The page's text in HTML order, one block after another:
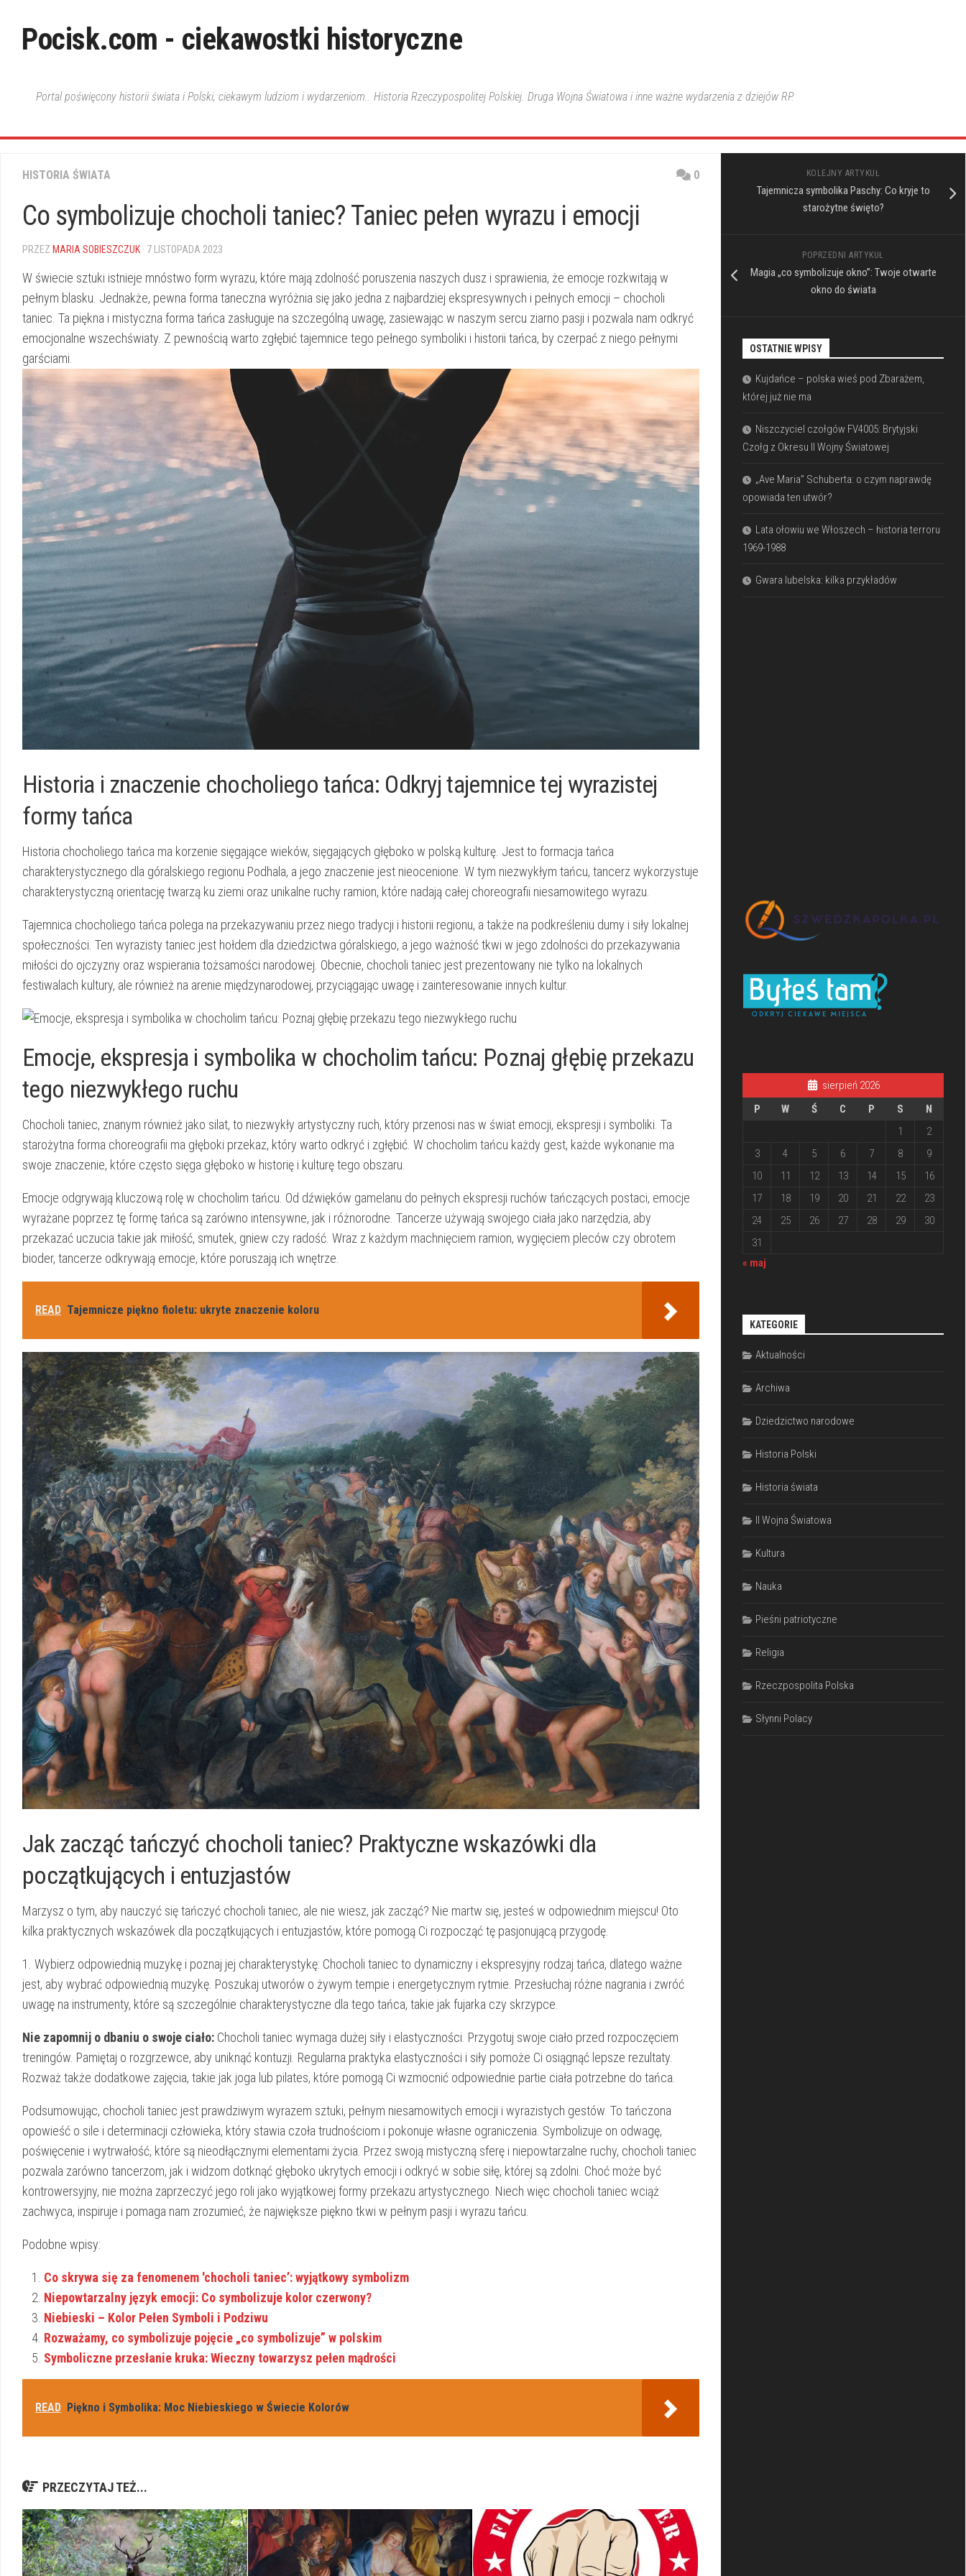
contentPocisk.com - ciekawostki historyczne
Portal poświęcony historii świata i Polski, ciekawym ludziom i wydarzeniom.. Historia Rzeczypospolitej Polskiej. Druga Wojna Światowa i inne ważne wydarzenia z dziejów RP.
HISTORIA ŚWIATA 0
Co symbolizuje chocholi taniec? Taniec pełen wyrazu i emocji
PRZEZ MARIA SOBIESZCZUK · 7 LISTOPADA 2023
W świecie sztuki istnieje ⁣mnóstwo form wyrazu, które mają ‍zdolność poruszenia naszych dusz i sprawienia, że emocje rozkwitają w
pełnym‌ blasku. Jednakże,⁤ pewna⁣ forma⁢ taneczna wyróżnia⁢ się‍ jako jedna z najbardziej ‌ekspresywnych ⁤i ⁤pełnych emocji – ‌chocholi
taniec. Ta piękna i mistyczna forma ⁣tańca zasługuje na szczególną ‌uwagę, zasiewając⁤ w ‍naszym⁢ sercu ⁢ziarno ​pasji‌ i ​pozwala nam odkryć
emocjonalne wszechświaty. ‌Z pewnością ​warto zgłębić tajemnice tego pełnego symboliki⁤ i historii tańca, by ⁢czerpać z niego‌ pełnymi
garściami.
Historia i⁣ znaczenie chocholiego tańca:‍ Odkryj tajemnice tej wyrazistej
formy‌ tańca
Historia chocholiego tańca ma⁤ korzenie‌ sięgające wieków, sięgających głęboko w polską kulturę. Jest ‌to ‌formacja‍ tańca ​
charakterystycznego dla ​góralskiego regionu Podhala, a jego znaczenie jest ​nieocenione. ⁤W tym‌ niezwykłym​ tańcu, ⁢tancerz ​wykorzystuje
charakterystyczną⁢ orientację twarzą ku ziemi⁢ oraz ⁤unikalne ruchy‍ ramion, ⁣które nadają⁣ całej⁢ choreografii niesamowitego ⁤wyrazu.
Tajemnica⁢ chocholiego tańca polega na przekazywaniu przez ⁣niego tradycji i historii regionu,​ a także⁤ na podkreśleniu dumy ‍i⁤ siły lokalnej
społeczności. Ten ⁣wyrazisty​ taniec ⁤jest hołdem dla dziedzictwa góralskiego,⁣ a ‍jego ważność tkwi ​w jego zdolności do przekazywania
miłości do ojczyzny⁤ oraz wspierania tożsamości narodowej. Obecnie, chocholi ‌taniec ⁤jest prezentowany nie tylko na​ lokalnych
festiwalach kultury, ale również na arenie międzynarodowej, przyciągając uwagę i zainteresowanie innych⁤ kultur.
Emocje, ekspresja i symbolika w​ chocholim⁣ tańcu: Poznaj głębię przekazu
tego ​niezwykłego ruchu
Chocholi taniec, znanym również jako silat, to niezwykły artystyczny ruch,⁣ który przenosi nas⁣ w świat emocji, ekspresji i symboliki. ‌Ta
‍starożytna forma ⁤choreografii ma głęboki przekaz, który warto odkryć⁣ i ⁤zgłębić.⁢ W chocholim ‍tańcu każdy gest, każde wykonanie ma
swoje ‍znaczenie, które często sięga głęboko‍ w historię i kulturę ​tego ⁤obszaru.
Emocje ‌odgrywają ‌kluczową rolę ⁣w chocholim ‌tańcu. Od ⁣dźwięków gamelanu do pełnych ekspresji ruchów tańczących postaci, emocje
wyrażane poprzez tę​ formę​ tańca są⁣ zarówno intensywne, ⁢jak i ‌różnorodne. Tancerze ‌używają swojego ciała ⁤jako narzędzia, ​aby
⁢przekazać uczucia ‍takie​ jak​ miłość, smutek, gniew czy⁣ radość.‍ Wraz z każdym machnięciem ramion, wygięciem pleców czy obrotem
bioder, tancerze odkrywają emocje, które poruszają​ ich wnętrze.
READ Tajemnicze piękno fioletu: ukryte znaczenie koloru
Jak⁤ zacząć‍ tańczyć chocholi taniec? Praktyczne wskazówki dla
początkujących i‌ entuzjastów
Marzysz o tym, aby‍ nauczyć się tańczyć chocholi​ taniec, ale nie wiesz, jak zacząć? Nie martw ​się, ​jesteś w odpowiednim ​miejscu! Oto
kilka ​praktycznych wskazówek dla początkujących i entuzjastów, które⁣ pomogą Ci rozpocząć tę pasjonującą przygodę.
1.​ Wybierz odpowiednią muzykę i poznaj jej charakterystykę:⁣ Chocholi​ taniec⁢ to dynamiczny i ekspresyjny rodzaj tańca, ‍dlatego ⁤ważne
jest, aby wybrać odpowiednią muzykę.⁤ Poszukaj⁤ utworów o⁣ żywym tempie ‌i energetycznym rytmie. Przesłuchaj ​różne nagrania⁤ i ‍zwróć
uwagę na instrumenty, które są szczególnie charakterystyczne dla tego tańca, takie jak fujarka czy skrzypce.
Nie zapomnij o dbaniu o swoje ciało: ‌Chocholi taniec ‌wymaga dużej siły i elastyczności. Przygotuj swoje ciało przed rozpoczęciem
treningów. Pamiętaj o⁤ rozgrzewce, aby uniknąć kontuzji. Regularna⁤ praktyka elastyczności i siły pomoże‌ Ci osiągnąć lepsze ​rezultaty.
Rozważ‍ także dodatkowe zajęcia, takie jak joga lub pilates, które ‌pomogą ‍Ci wzmocnić odpowiednie partie⁣ ciała potrzebne ⁣do ‌tańca.
Podsumowując, chocholi taniec jest ​prawdziwym ​wyrazem sztuki, pełnym ​niesamowitych emocji i⁢ wyrazistych gestów. To tańczona
opowieść ⁢o sile i ⁢determinacji człowieka,​ który stawia czoła trudnościom ‍i pokonuje własne ograniczenia. Symbolizuje on odwagę,
poświęcenie⁢ i wytrwałość, które są ​nieodłącznymi elementami życia. Przez swoją mistyczną sferę ⁢i niepowtarzalne ⁤ruchy, chocholi⁢ taniec
pozwala zarówno tancerzom, jak‍ i ⁢widzom ⁣dotknąć ​głęboko ukrytych⁢ emocji i‌ odkryć w⁣ sobie⁢ siłę, której‍ są⁤ zdolni. Choć ⁢może​ być
kontrowersyjny, nie można zaprzeczyć jego roli jako‍ wyjątkowej ​formy​ przekazu artystycznego. Niech więc chocholi taniec wciąż
‍zachwyca, inspiruje⁣ i pomaga nam zrozumieć, że największe ⁢piękno tkwi ⁢w pełnym pasji ⁣i wyrazu tańcu.​
Podobne wpisy:
Co skrywa się za fenomenem 'chocholi taniec’: wyjątkowy symbolizm
Niepowtarzalny język emocji: Co symbolizuje kolor czerwony?
Niebieski – Kolor Pełen Symboli i Podziwu
Rozważamy, co symbolizuje pojęcie „co symbolizuje” w polskim
Symboliczne przesłanie kruka: Wieczny towarzysz pełen mądrości
READ Piękno i Symbolika: Moc Niebieskiego w Świecie Kolorów
PRZECZYTAJ TEŻ...
KOLEJNY ARTYKUŁ
Tajemnicza symbolika Paschy: Co kryje to
starożytne święto?
POPRZEDNI ARTYKUŁ
Magia „co symbolizuje okno”: Twoje otwarte
okno do świata
OSTATNIE WPISY
Kujdańce – polska wieś pod Zbarażem,
której już nie ma
Niszczyciel czołgów FV4005: Brytyjski
Czołg z Okresu II Wojny Światowej
„Ave Maria” Schuberta: o czym naprawdę
opowiada ten utwór?
Lata ołowiu we Włoszech – historia terroru
1969-1988
Gwara lubelska: kilka przykładów
sierpień 2026
P
W Ś C P S
N
1
2
3
4 5 6 7 8
9
10
11 12 13 14 15
16
17
18 19 20 21 22
23
24
25 26 27 28 29
30
31
« maj
KATEGORIE
Aktualności
Archiwa
Dziedzictwo narodowe
Historia Polski
Historia świata
II Wojna Światowa
Kultura
Nauka
Pieśni patriotyczne
Religia
Rzeczpospolita Polska
Słynni Polacy